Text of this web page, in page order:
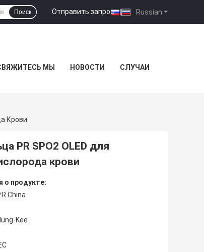
Russian
Отправить запрос |
Поиск
МЫ НОВОСТИ СЛУЧАИ
Крови
PR SPO2 OLED для
крови
о продукте:
Kee